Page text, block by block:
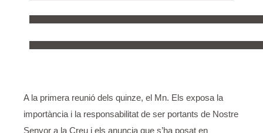
A la primera reunió dels quinze, el Mn. Els exposa la
importància i la responsabilitat de ser portants de Nostre
Senyor a la Creu i els anuncia que s’ha posat en